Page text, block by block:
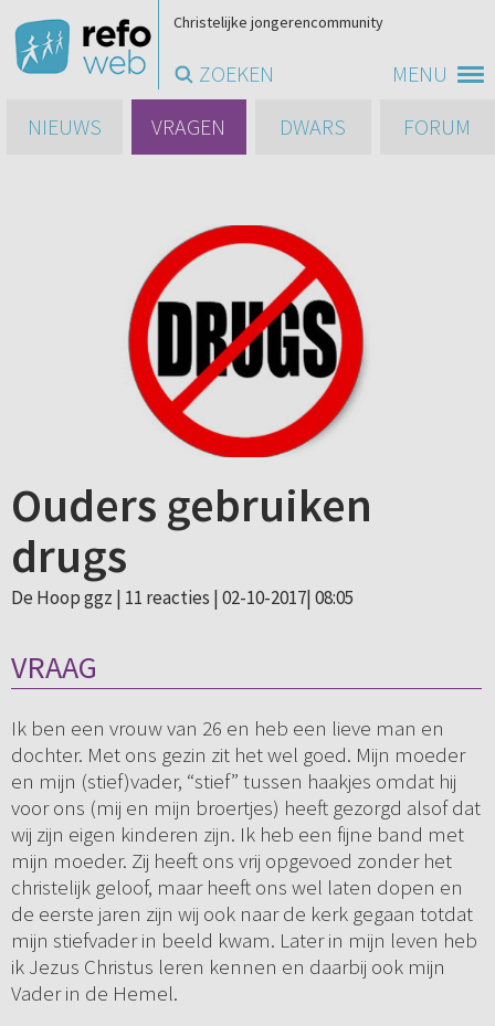
MENU
Christelijke jongerencommunity
ZOEKEN
NIEUWS
VRAGEN DWARS FORUM
Ouders gebruiken
drugs
De Hoop ggz | 11 reacties | 02-10-2017| 08:05
VRAAG
Ik ben een vrouw van 26 en heb een lieve man en
dochter. Met ons gezin zit het wel goed. Mijn moeder
en mijn (stief)vader, “stief” tussen haakjes omdat hij
voor ons (mij en mijn broertjes) heeft gezorgd alsof dat
wij zijn eigen kinderen zijn. Ik heb een fijne band met
mijn moeder. Zij heeft ons vrij opgevoed zonder het
christelijk geloof, maar heeft ons wel laten dopen en
de eerste jaren zijn wij ook naar de kerk gegaan totdat
mijn stiefvader in beeld kwam. Later in mijn leven heb
ik Jezus Christus leren kennen en daarbij ook mijn
Vader in de Hemel.